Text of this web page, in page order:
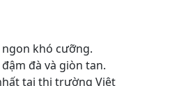
khó cưỡng.
đà và giòn tan.
tại thị trường Việt